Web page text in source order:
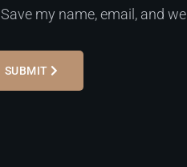
Save my name, email, and
SUBMIT